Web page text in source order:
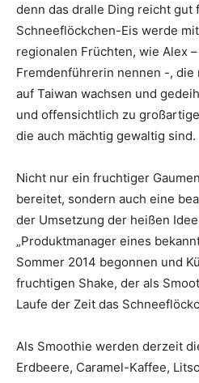
denn das dralle Ding reicht gut
Schneeflöckchen-Eis werde
regionalen Früchten, wie Alex
Fremdenführerin nennen -, die
auf Taiwan wachsen und
und offensichtlich zu
die auch mächtig gewaltig sind.
Nicht nur ein fruchtiger
bereitet, sondern auch eine
der Umsetzung der heißen
„Produktmanager eines
Sommer 2014 begonnen und
fruchtigen Shake, der als
Laufe der Zeit das
Als Smoothie werden derzeit
Erdbeere, Caramel-Kaffee,